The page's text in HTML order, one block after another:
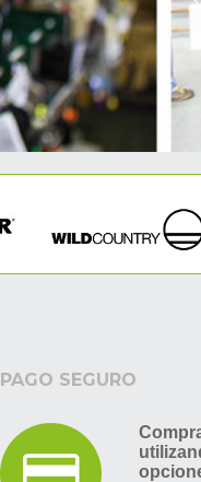
PAGO SEGURO